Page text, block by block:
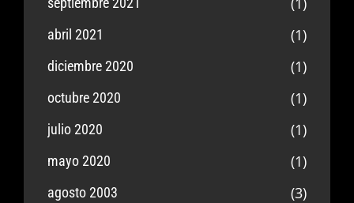
abril 2021 (1)
diciembre 2020 (1)
octubre 2020 (1)
julio 2020 (1)
mayo 2020 (1)
agosto 2003 (3)